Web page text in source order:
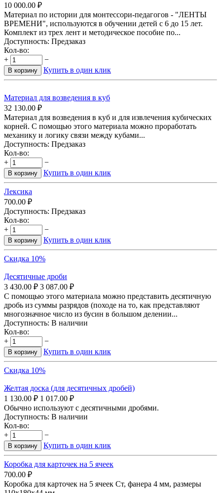
10 000.00 ₽
Материал по истории для монтессори-педагогов - "ЛЕНТЫ
ВРЕМЕНИ", используются в обучении детей с 6 до 15 лет.
Комплект из трех лент и методическое пособие по...
Доступность: Предзаказ
Кол-во:
+
−
В корзину Купить в один клик
Материал для возведения в куб
32 130.00 ₽
Материал для возведения в куб и для извлечения кубических
корней. С помощью этого материала можно проработать
механику и логику связи между кубами...
Доступность: Предзаказ
Кол-во:
+
−
В корзину Купить в один клик
Лексика
700.00 ₽
Доступность: Предзаказ
Кол-во:
+
−
В корзину Купить в один клик
Скидка 10%
Десятичные дроби
3 430.00 ₽ 3 087.00 ₽
С помощью этого материала можно представить десятичную
дробь из суммы разрядов (походе на то, как представляют
многозначное число из бусин в большом делении...
Доступность: В наличии
Кол-во:
+
−
В корзину Купить в один клик
Скидка 10%
Желтая доска (для десятичных дробей)
1 130.00 ₽ 1 017.00 ₽
Обычно используют с десятичными дробями.
Доступность: В наличии
Кол-во:
+
−
В корзину Купить в один клик
Коробка для карточек на 5 ячеек
700.00 ₽
Коробка для карточек на 5 ячеек Ст, фанера 4 мм, размеры